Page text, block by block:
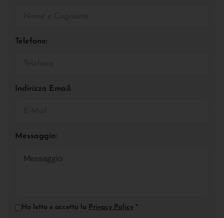
Telefono:
Indirizzo Email:
Messaggio:
Ho letto e accetto la Privacy Policy *